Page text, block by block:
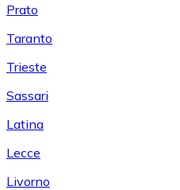
Prato
Taranto
Trieste
Sassari
Latina
Lecce
Livorno